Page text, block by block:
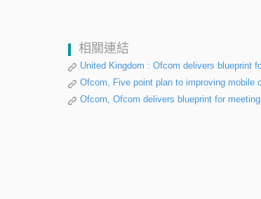
相關連結
United Kingdom : Ofcom delivers blueprint
Ofcom, Five point plan to improving mobile
Ofcom, Ofcom delivers blueprint for